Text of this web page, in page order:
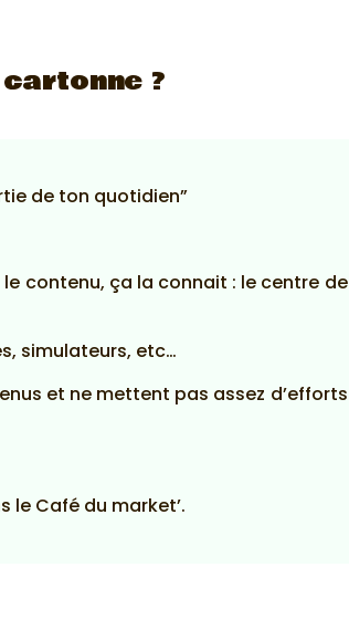
?
de ton quotidien”
le contenu, ça la connait : le centre de
simulateurs, etc…
et ne mettent pas assez d’efforts
le Café du market’.